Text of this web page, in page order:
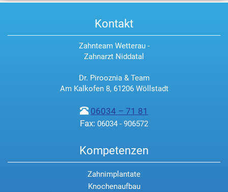
Kontakt
Zahnteam Wetterau -
Zahnarzt Niddatal
Dr. Pirooznia & Team
Am Kalkofen 8, 61206 Wöllstadt
06034 – 71 81
Fax: 06034 - 906572
Kompetenzen
Zahnimplantate
Knochenaufbau